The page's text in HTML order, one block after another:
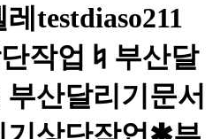
testdiaso211
작업♮부산달
산달리기문서